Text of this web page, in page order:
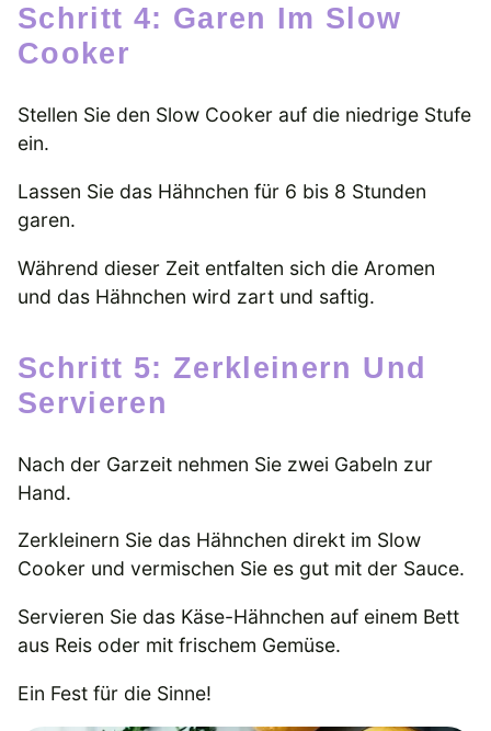
Schritt 4: Garen Im Slow
Cooker
Stellen Sie den Slow Cooker auf die niedrige Stufe
ein.
Lassen Sie das Hähnchen für 6 bis 8 Stunden
garen.
Während dieser Zeit entfalten sich die Aromen
und das Hähnchen wird zart und saftig.
Schritt 5: Zerkleinern Und
Servieren
Nach der Garzeit nehmen Sie zwei Gabeln zur
Hand.
Zerkleinern Sie das Hähnchen direkt im Slow
Cooker und vermischen Sie es gut mit der Sauce.
Servieren Sie das Käse-Hähnchen auf einem Bett
aus Reis oder mit frischem Gemüse.
Ein Fest für die Sinne!